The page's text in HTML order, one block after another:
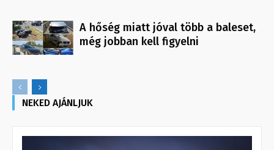
A hőség miatt jóval több a baleset,
még jobban kell figyelni
NEKED AJÁNLJUK